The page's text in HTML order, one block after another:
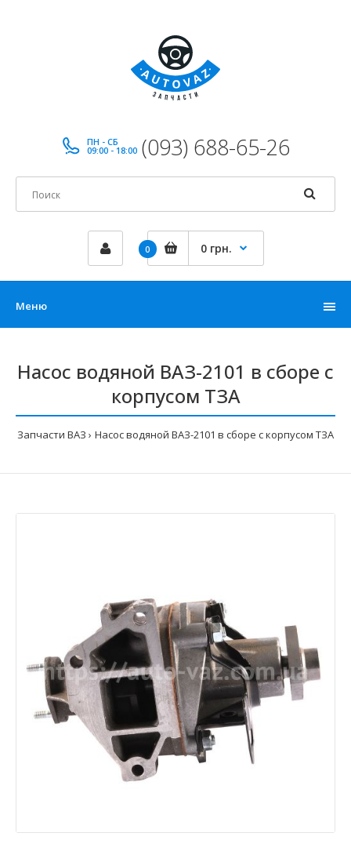
ПН - СБ
09:00 - 18:00 (093) 688-65-26
0 0 грн.
Меню
Насос водяной ВАЗ-2101 в сборе с
корпусом ТЗА
Запчасти ВАЗ Насос водяной ВАЗ-2101 в сборе с корпусом ТЗА